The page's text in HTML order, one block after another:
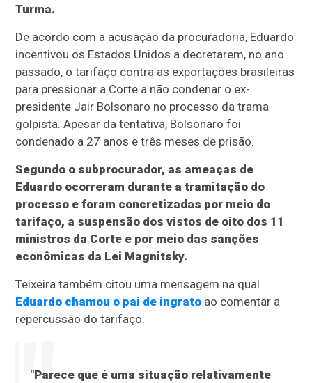
Turma.
De acordo com a acusação da procuradoria, Eduardo
incentivou os Estados Unidos a decretarem, no ano
passado, o tarifaço contra as exportações brasileiras
para pressionar a Corte a não condenar o ex-
presidente Jair Bolsonaro no processo da trama
golpista. Apesar da tentativa, Bolsonaro foi
condenado a 27 anos e três meses de prisão.
Segundo o subprocurador, as ameaças de
Eduardo ocorreram durante a tramitação do
processo e foram concretizadas por meio do
tarifaço, a suspensão dos vistos de oito dos 11
ministros da Corte e por meio das sanções
econômicas da Lei Magnitsky.
Teixeira também citou uma mensagem na qual
Eduardo chamou o pai de ingrato ao comentar a
repercussão do tarifaço.
"Parece que é uma situação relativamente